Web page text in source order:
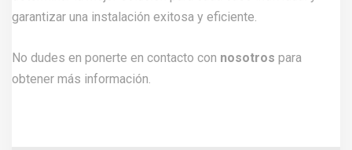
garantizar una instalación exitosa y eficiente.
No dudes en ponerte en contacto con nosotros para
obtener más información.